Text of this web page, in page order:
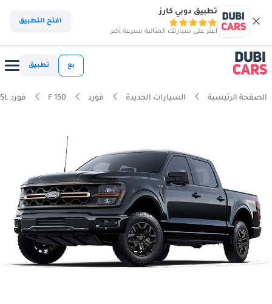
تطبيق دوبي كارز
اعثر على سيارتك المثالية بسرعة أكبر
افتح التطبيق
بع تطبيق
الصفحة الرئيسية السيارات الجديدة فورد F 150 فورد F 150 Lariat 3.5L